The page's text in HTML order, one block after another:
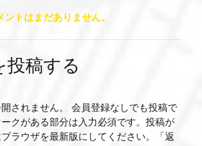
ントはまだありません。
投稿する
されません。 会員登録なしでも投稿で
クがある部分は入力必須です。投稿が
ラウザを最新版にしてください。「返